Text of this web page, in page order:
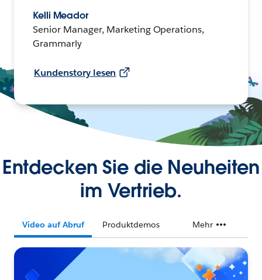
Kelli Meador
Senior Manager, Marketing Operations,
Grammarly
Kundenstory lesen
Entdecken Sie die Neuheiten
im Vertrieb.
Video auf Abruf Produktdemos Mehr